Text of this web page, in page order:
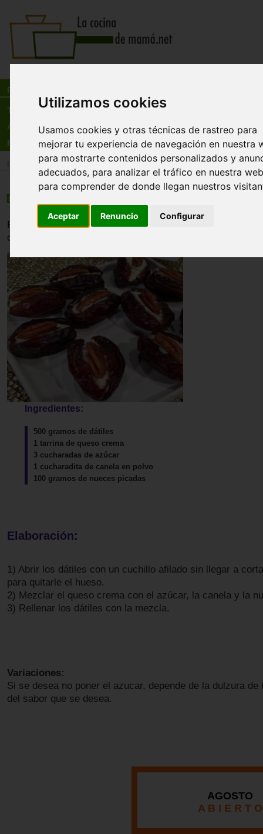
Utilizamos cookies
Usamos cookies y otras técnicas de rastreo para
mejorar tu experiencia de navegación en nuestra
para mostrarte contenidos personalizados y
adecuados, para analizar el tráfico en nuestra
para comprender de donde llegan nuestros
Aceptar Renuncio Configurar
Recetas
Tienda
Actualidad
Registro
Recetas >Entrantes
Dátiles rellenos de queso
Receta rápida y sencilla para quedar bien como entrante
comida. Se puede preparar con antelacion y dejar en la
Ingredientes:
500 gramos de dátiles
1 tarrina de queso crema
3 cucharadas de azúcar
1 cucharadita de canela en polvo
100 gramos de nueces picadas
Elaboración:
1) Abrir los dátiles con un cuchillo afilado sin llegar a
para quitarle el hueso.
2) Mezclar el queso crema con el azúcar, la canela y la
3) Rellenar los dátiles con la mezcla.
Variaciones:
Si se desea no poner el azucar, depende de la dulzura de
del sabor que se desea.
AGOSTO
A B I E R T O